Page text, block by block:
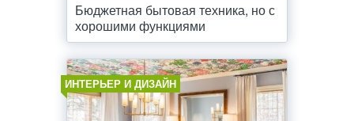
Бюджетная бытовая техника, но с
хорошими функциями
ИНТЕРЬЕР И ДИЗАЙН